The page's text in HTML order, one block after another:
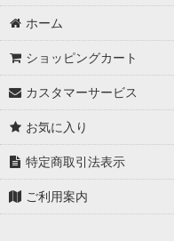
浦西ひかる
ゆめ
AN
みみ
ホーム
ショッピングカート
カスタマーサービス
お気に入り
特定商取引法表示
ご利用案内